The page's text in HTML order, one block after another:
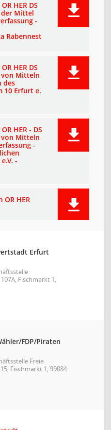
HER DS
der Mittel
-
Rabennest
HER DS
von Mitteln
des
10 Erfurt e.
HER - DS
von Mitteln
-
-
HER
Erfurt
Fischmarkt 1,
FDP/Piraten
Freie
Fischmarkt 1, 99084